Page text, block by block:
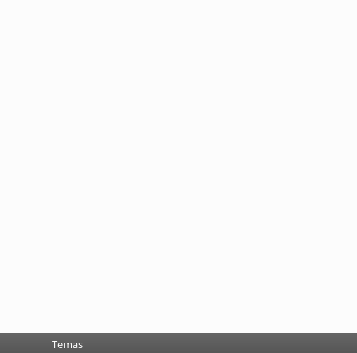
Temas